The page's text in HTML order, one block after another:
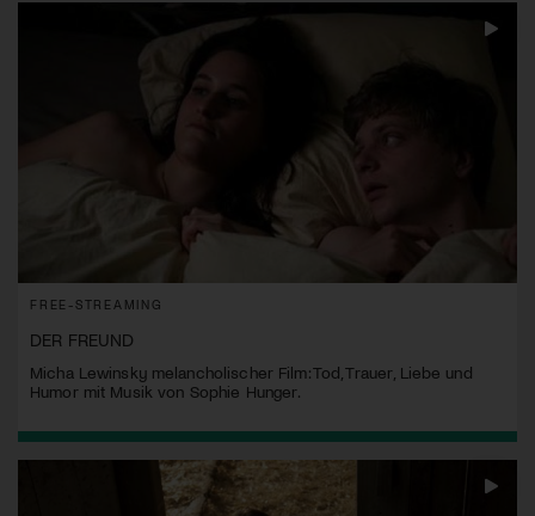
FREE-STREAMING
DER FREUND
Micha Lewinsky melancholischer Film: Tod, Trauer, Liebe und
Humor mit Musik von Sophie Hunger.